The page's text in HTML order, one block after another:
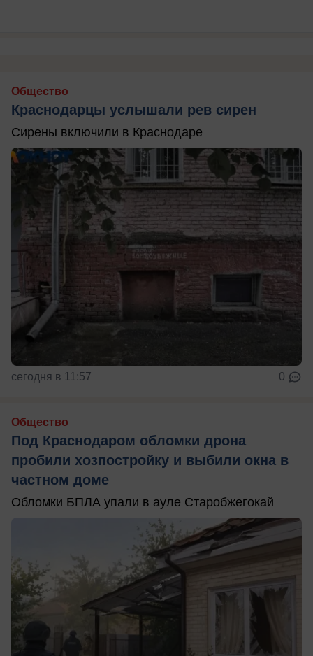
Общество
Краснодарцы услышали рев сирен
Сирены включили в Краснодаре
сегодня в 11:57 0
Общество
Под Краснодаром обломки дрона
пробили хозпостройку и выбили окна в
частном доме
Обломки БПЛА упали в ауле Старобжегокай